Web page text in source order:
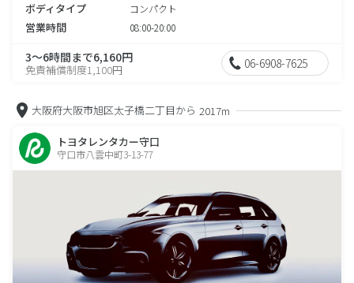
ボディタイプ コンパクト
営業時間 08:00-20:00
3～6時間まで6,160円
免責補償制度1,100円 06-6908-7625
大阪府大阪市旭区太子橋二丁目から 2017m
トヨタレンタカー守口
守口市八雲中町3-13-77